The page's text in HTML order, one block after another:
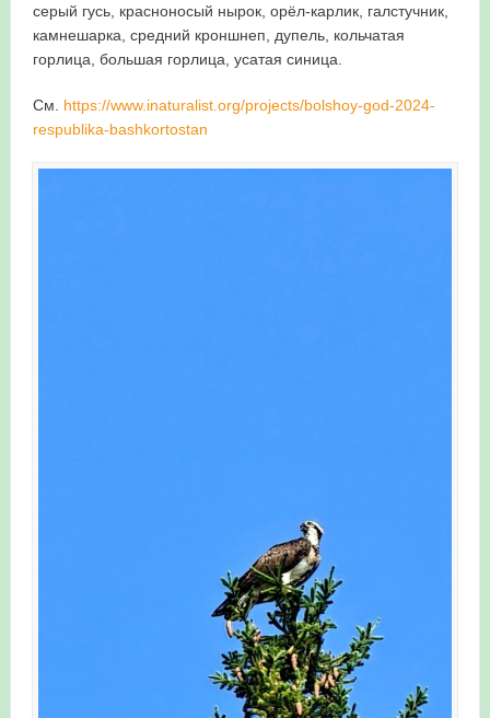
серый гусь, красноносый нырок, орёл-карлик, галстучник,
камнешарка, средний кроншнеп, дупель, кольчатая
горлица, большая горлица, усатая синица.
См. https://www.inaturalist.org/projects/bolshoy-god-2024-
respublika-bashkortostan